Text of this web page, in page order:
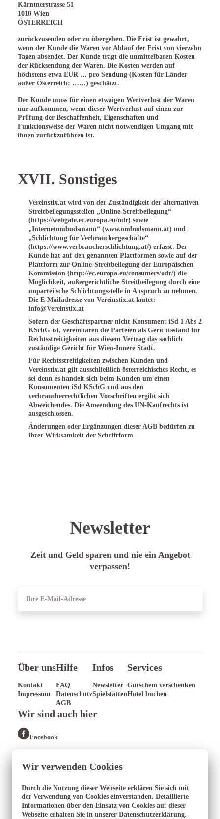
Kärntnerstrasse 51
1010 Wien
ÖSTERREICH
zurückzusenden oder zu übergeben. Die Frist ist gewahrt,
wenn der Kunde die Waren vor Ablauf der Frist von vierzehn
Tagen absendet. Der Kunde trägt die unmittelbaren Kosten
der Rücksendung der Waren. Die Kosten werden auf
höchstens etwa EUR … pro Sendung (Kosten für Länder
außer Österreich: ……) geschätzt.
Der Kunde muss für einen etwaigen Wertverlust der Waren
nur aufkommen, wenn dieser Wertverlust auf einen zur
Prüfung der Beschaffenheit, Eigenschaften und
Funktionsweise der Waren nicht notwendigen Umgang mit
ihnen zurückzuführen ist.
XVII. Sonstiges
Vereinstix.at wird von der Zuständigkeit der alternativen
Streitbeilegungsstellen „Online-Streitbeilegung“
(https://webgate.ec.europa.eu/odr) sowie
„Internetombudsmann“ (www.ombudsmann.at) und
„Schlichtung für Verbrauchergeschäfte“
(https://www.verbraucherschlichtung.at/) erfasst. Der
Kunde hat auf den genannten Plattformen sowie auf der
Plattform zur Online-Streitbeilegung der Europäischen
Kommission (http://ec.europa.eu/consumers/odr/) die
Möglichkeit, außergerichtliche Streitbeilegung durch eine
unparteiische Schlichtungsstelle in Anspruch zu nehmen.
Die E-Mailadresse von Vereinstix.at lautet:
info@Vereinstix.at
Sofern der Geschäftspartner nicht Konsument iSd 1 Abs 2
KSchG ist, vereinbaren die Parteien als Gerichtsstand für
Rechtsstreitigkeiten aus diesem Vertrag das sachlich
zuständige Gericht für Wien-Innere Stadt.
Für Rechtsstreitigkeiten zwischen Kunden und
Vereinstix.at gilt ausschließlich österreichisches Recht, es
sei denn es handelt sich beim Kunden um einen
Konsumenten iSd KSchG und aus den
verbraucherrechtlichen Vorschriften ergibt sich
Abweichendes. Die Anwendung des UN-Kaufrechts ist
ausgeschlossen.
Änderungen oder Ergänzungen dieser AGB bedürfen zu
ihrer Wirksamkeit der Schriftform.
Newsletter
Zeit und Geld sparen und nie ein Angebot
verpassen!
Über uns
Kontakt
Impressum
Hilfe
FAQ
Datenschutz
AGB
Infos
Newsletter
Spielstätten
Services
Gutschein verschenken
Hotel buchen
Wir sind auch hier
Facebook
2004 - 2026 Absolut Ticket GmbH
Alle Rechte vorbehalten
Wir verwenden Cookies
Durch die Nutzung dieser Webseite erklären Sie sich mit
der Verwendung von Cookies einverstanden. Detaillierte
Informationen über den Einsatz von Cookies auf dieser
Webseite erhalten Sie in unserer Datenschutzerklärung.